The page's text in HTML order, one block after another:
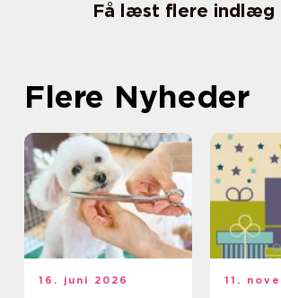
Få læst flere indlæg
Flere Nyheder
16. juni 2026 11.